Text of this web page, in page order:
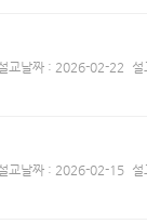
교날짜 : 2026-02-22
교날짜 : 2026-02-15